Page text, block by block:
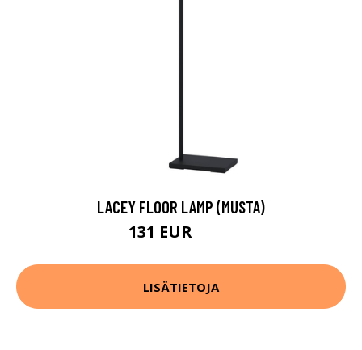
LACEY FLOOR LAMP (MUSTA)
131 EUR
LISÄTIETOJA